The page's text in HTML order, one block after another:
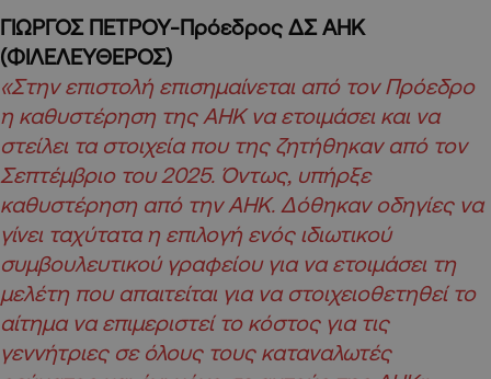
ΓΙΩΡΓΟΣ ΠΕΤΡΟΥ-Πρόεδρος ΔΣ ΑΗΚ
(ΦΙΛΕΛΕΥΘΕΡΟΣ)
«Στην επιστολή επισημαίνεται από τον Πρόεδρο
η καθυστέρηση της ΑΗΚ να ετοιμάσει και να
στείλει τα στοιχεία που της ζητήθηκαν από τον
Σεπτέμβριο του 2025. Όντως, υπήρξε
καθυστέρηση από την ΑΗΚ. Δόθηκαν οδηγίες να
γίνει ταχύτατα η επιλογή ενός ιδιωτικού
συμβουλευτικού γραφείου για να ετοιμάσει τη
μελέτη που απαιτείται για να στοιχειοθετηθεί το
αίτημα να επιμεριστεί το κόστος για τις
γεννήτριες σε όλους τους καταναλωτές